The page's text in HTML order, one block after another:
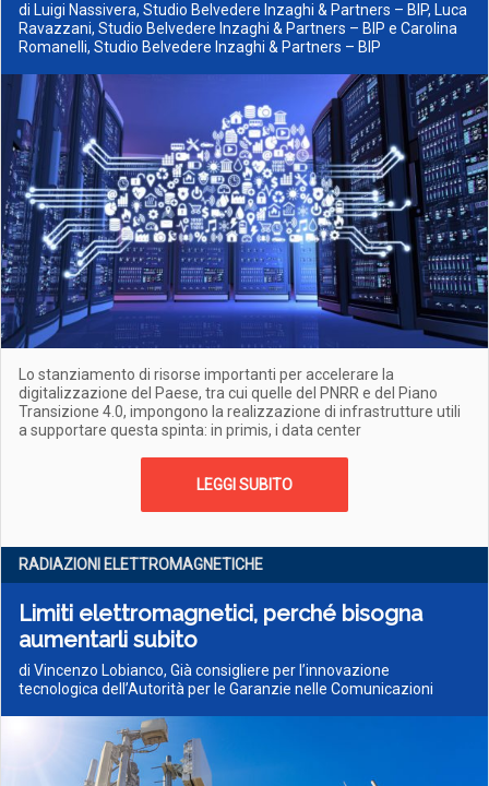
di Luigi Nassivera, Studio Belvedere Inzaghi & Partners – BIP, Luca
Ravazzani, Studio Belvedere Inzaghi & Partners – BIP e Carolina
Romanelli, Studio Belvedere Inzaghi & Partners – BIP
Lo stanziamento di risorse importanti per accelerare la
digitalizzazione del Paese, tra cui quelle del PNRR e del Piano
Transizione 4.0, impongono la realizzazione di infrastrutture utili
a supportare questa spinta: in primis, i data center
LEGGI SUBITO
RADIAZIONI ELETTROMAGNETICHE
Limiti elettromagnetici, perché bisogna
aumentarli subito
di Vincenzo Lobianco, Già consigliere per l’innovazione
tecnologica dell’Autorità per le Garanzie nelle Comunicazioni